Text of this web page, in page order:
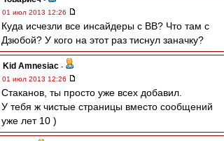
01 июл 2013 12:26
Куда исчезли все инсайдеры с ВВ? Что там с
Дзюбой? У кого на этот раз тиснул заначку?
Kid Amnesiac -
01 июл 2013 12:26
Стаканов, ты просто уже всех добавил.
У тебя ж чистые страницы вместо сообщений
уже лет 10 )